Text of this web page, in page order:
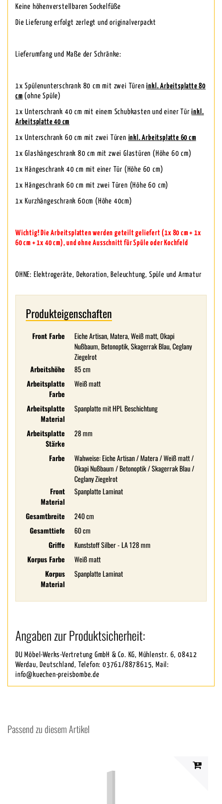
Keine höhenverstellbaren Sockelfüße
Die Lieferung erfolgt zerlegt und originalverpackt
Lieferumfang und Maße der Schränke:
1x Spülenunterschrank 80 cm mit zwei Türeninkl. Arbeitsplatte 80
cm (ohne Spüle)
1x Unterschrank 40 cm mit einem Schubkasten und einer Türinkl.
Arbeitsplatte 40 cm
1x Unterschrank 60 cm mit zwei Türen inkl. Arbeitsplatte 60 cm
1x Glashängeschrank 80 cm mit zwei Glastüren (Höhe 60 cm)
1x Hängeschrank 40 cm mit einer Tür (Höhe 60 cm)
1x Hängeschrank 60 cm mit zwei Türen (Höhe 60 cm)
1x Kurzhängeschrank 60cm (Höhe 40cm)
Wichtig! Die Arbeitsplatten werden geteilt geliefert (1x 80 cm + 1x
60 cm + 1x 40 cm), und ohne Ausschnitt für Spüle oder Kochfeld
OHNE: Elektrogeräte, Dekoration, Beleuchtung, Spüle und Armatur
Produkteigenschaften
Front Farbe
Eiche Artisan, Matera, Weiß matt, Okapi
Nußbaum, Betonoptik, Skagerrak Blau, Ceglany
Ziegelrot
Arbeitshöhe
85 cm
Arbeitsplatte
Farbe
Weiß matt
Arbeitsplatte
Material
Spanplatte mit HPL Beschichtung
Arbeitsplatte
Stärke
28 mm
Farbe
Wahweise: Eiche Artisan / Matera / Weiß matt /
Okapi Nußbaum / Betonoptik / Skagerrak Blau /
Ceglany Ziegelrot
Front
Material
Spanplatte Laminat
Gesamtbreite
240 cm
Gesamttiefe
60 cm
Griffe
Kunststoff Silber - LA 128 mm
Korpus Farbe
Weiß matt
Korpus
Material
Spanplatte Laminat
Angaben zur Produktsicherheit:
DU Möbel-Werks-Vertretung GmbH & Co. KG, Mühlenstr. 6, 08412
Werdau, Deutschland, Telefon: 03761/8878615, Mail:
info@kuechen-preisbombe.de
Passend zu diesem Artikel